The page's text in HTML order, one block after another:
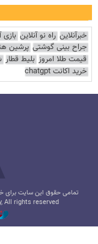
خبرآنلاین راه نو آنلاین بازی
جراح بینی گوشتی پرشین
قیمت طلا امروز بلیط قطار
خرید اکانت chatgpt
تمامی حقوق این سایت برای
All rights reserved